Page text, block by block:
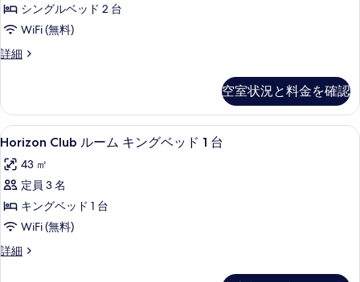
す
る
の
す
べ
の
写
真
を
表
示
す
る
詳
ド
1
台
デ
ン
ビ
ュ
ー
の
す
べ
ベ
ッ
1
デ
ン
ビ
ュ
ー
の
詳
ス
ル
ー
シ
ン
グ
ル
ベ
ッ
ド
2
シングルベッド 2 台
WiFi (無料)
詳細
デ
ス
ル
ー
シ
ン
ル
ベ
ド
空室状況と料金を確認
Horizon
Club
ル
ー
ム
キ
ン
Horizon Club ルーム キングベッド 1
6
Horizon Club ルーム キングベッド 1 台
43 ㎡
定員 3 名
キングベッド 1 台
WiFi (無料)
詳細
Horizon